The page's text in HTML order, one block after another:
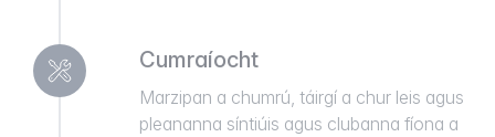
Cumraíocht
Marzipan a chumrú, táirgí a chur leis agus
pleananna síntiúis agus clubanna fíona a